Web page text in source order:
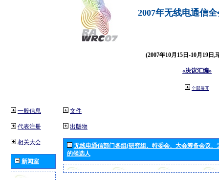
2007年无线电通信
(2007年10月15日-10月19日,
«决议汇编»
全部展开
一般信息
代表注册
相关大会
新闻室
文件
出版物
无线电通信部门各组(研究组、特委会、大会筹备会议
的候选人